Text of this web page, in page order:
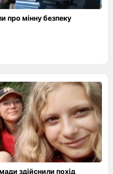
про мінну безпеку
здійснили похід